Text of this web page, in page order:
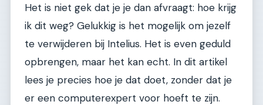
Het is niet gek dat je je dan afvraagt: hoe krijg
ik dit weg? Gelukkig is het mogelijk om jezelf
te verwijderen bij Intelius. Het is even geduld
opbrengen, maar het kan echt. In dit artikel
lees je precies hoe je dat doet, zonder dat je
er een computerexpert voor hoeft te zijn.